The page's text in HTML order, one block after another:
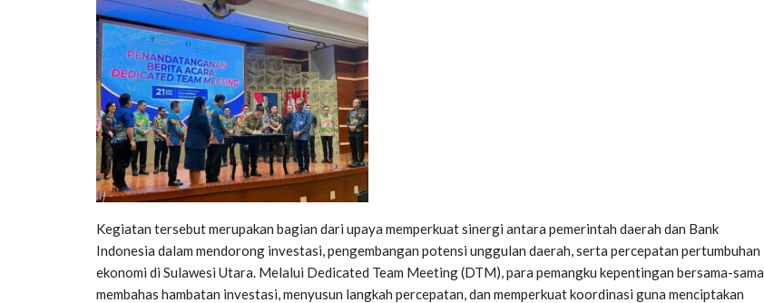
Kegiatan tersebut merupakan bagian dari upaya memperkuat sinergi antara pemerintah daerah dan Bank
Indonesia dalam mendorong investasi, pengembangan potensi unggulan daerah, serta percepatan pertumbuhan
ekonomi di Sulawesi Utara. Melalui Dedicated Team Meeting (DTM), para pemangku kepentingan bersama-sama
membahas hambatan investasi, menyusun langkah percepatan, dan memperkuat koordinasi guna menciptakan